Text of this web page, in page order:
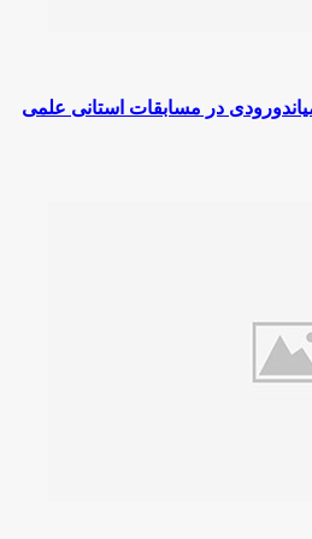
در مسابقات استانی علمی